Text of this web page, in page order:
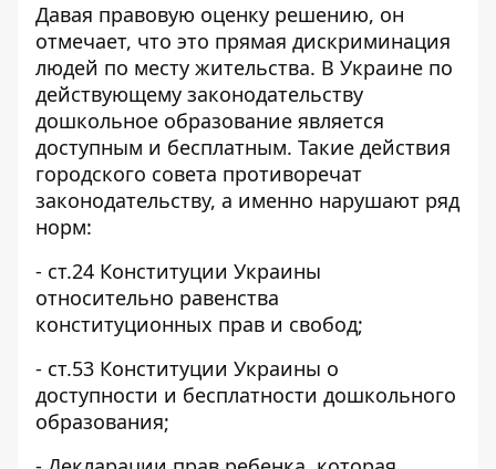
Давая правовую оценку решению, он
отмечает, что это прямая дискриминация
людей по месту жительства. В Украине по
действующему законодательству
дошкольное образование является
доступным и бесплатным. Такие действия
городского совета противоречат
законодательству, а именно нарушают ряд
норм:
- ст.24 Конституции Украины
относительно равенства
конституционных прав и свобод;
- ст.53 Конституции Украины о
доступности и бесплатности дошкольного
образования;